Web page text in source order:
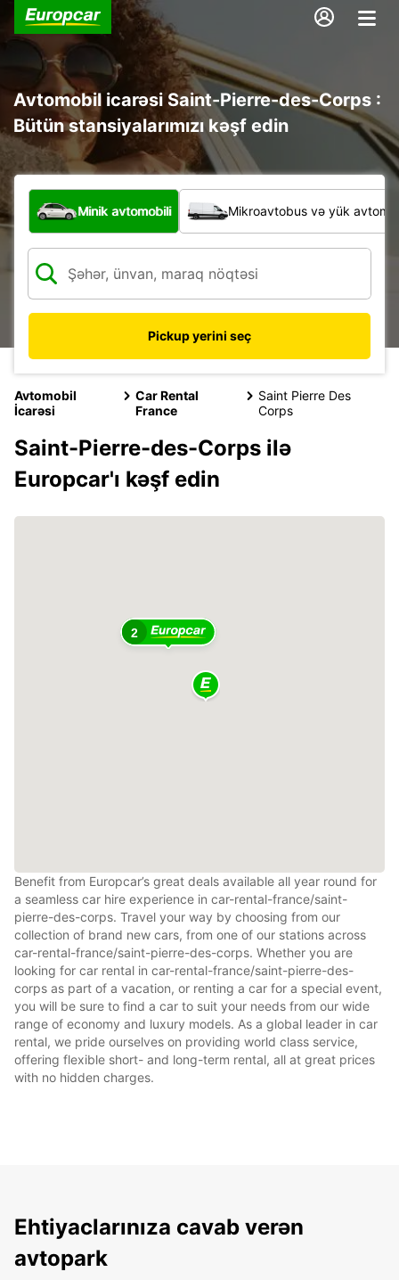
Avtomobil icarəsi Saint-Pierre-des-Corps :
Bütün stansiyalarımızı kəşf edin
Hansı növ nəqliyyat vasitəsi?
Minik avtomobili Mikroavtobus və yük
Pickup yerini seç
Avtomobil
İcarəsi
Car Rental
France
Saint Pierre Des
Corps
Saint-Pierre-des-Corps ilə
Europcar'ı kəşf edin
2
Benefit from Europcar’s great deals available all year round for
a seamless car hire experience in car-rental-france/saint-
pierre-des-corps. Travel your way by choosing from our
collection of brand new cars, from one of our stations across
car-rental-france/saint-pierre-des-corps. Whether you are
looking for car rental in car-rental-france/saint-pierre-des-
corps as part of a vacation, or renting a car for a special event,
you will be sure to find a car to suit your needs from our wide
range of economy and luxury models. As a global leader in car
rental, we pride ourselves on providing world class service,
offering flexible short- and long-term rental, all at great prices
with no hidden charges.
Ehtiyaclarınıza cavab verən
avtopark